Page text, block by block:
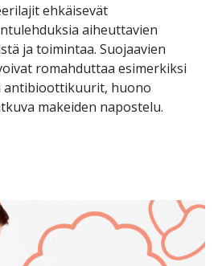
ehkäisevät
aiheuttavien
ja toimintaa. Suojaavien
romahduttaa esimerkiksi
antibioottikuurit, huono
makeiden napostelu.